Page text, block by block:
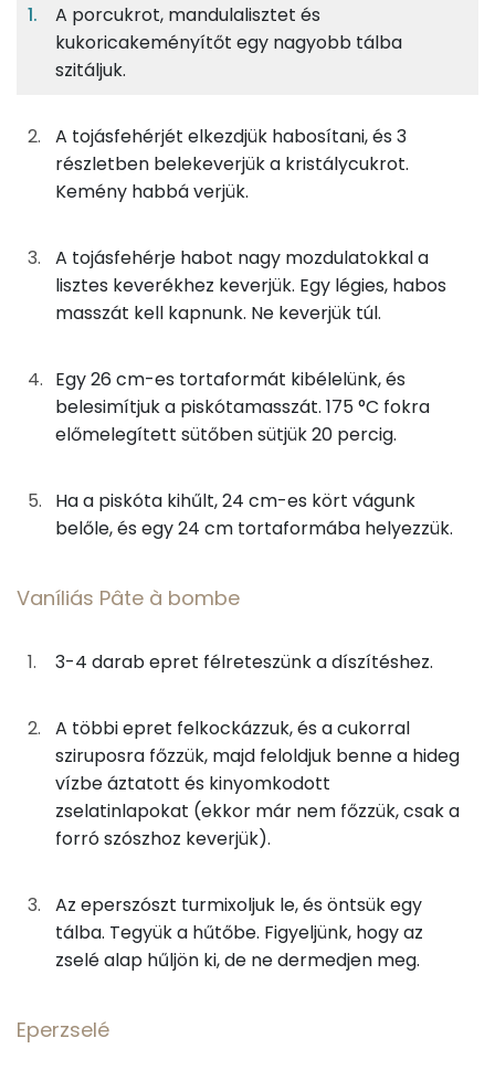
Dacquoise piskóta
1gkukoricakeményítő
5 kcal
7gporcukor
8g tojásfehérje
4 kcal
5gcukor 21 kcal
Vaníliás Pâte à bombe
10g tojássárgája
32 kcal
5gvíz
0 kcal
1gvanília kivonat 0 kcal
Eperzselé
83geper
15gcukor
lapzselatin
Habcsók
6%
Fehérje
34%
11%
49%
Foszfor
Nátrium
Kálcium
Magnézium
TOP vitaminok
Kolin:
C vitamin:
Niacin - B3 vitamin:
Fehérje
Összesen 10.6 g
Zsír
Telített zsírsav
2 g
Többszörösen telítetlen zsírsav
A porcukrot, mandulalisztet és
kukoricakeményítőt egy nagyobb tálba
szitáljuk.
A tojásfehérjét elkezdjük habosítani, és 3
részletben belekeverjük a kristálycukrot.
Kemény habbá verjük.
A tojásfehérje habot nagy mozdulatokkal a
lisztes keverékhez keverjük. Egy légies, habos
masszát kell kapnunk. Ne keverjük túl.
Egy 26 cm-es tortaformát kibélelünk, és
belesimítjuk a piskótamasszát. 175 °C fokra
előmelegített sütőben sütjük 20 percig.
Ha a piskóta kihűlt, 24 cm-es kört vágunk
belőle, és egy 24 cm tortaformába helyezzük.
Vaníliás Pâte à bombe
3-4 darab epret félreteszünk a díszítéshez.
A többi epret felkockázzuk, és a cukorral
sziruposra főzzük, majd feloldjuk benne a hideg
vízbe áztatott és kinyomkodott
zselatinlapokat (ekkor már nem főzzük, csak a
forró szószhoz keverjük).
Az eperszószt turmixoljuk le, és öntsük egy
tálba. Tegyük a hűtőbe. Figyeljünk, hogy az
zselé alap hűljön ki, de ne dermedjen meg.
Eperzselé